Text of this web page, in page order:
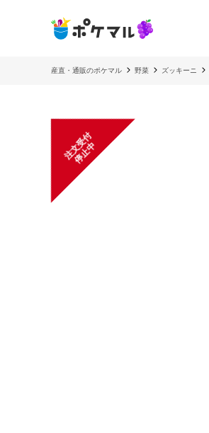
産直・通販のポケマル 野菜 ズッキーニ
注
文
受
付
停
止
中